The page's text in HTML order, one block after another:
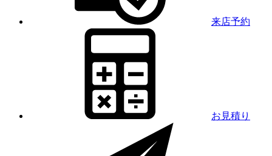
来店予約
お見積り